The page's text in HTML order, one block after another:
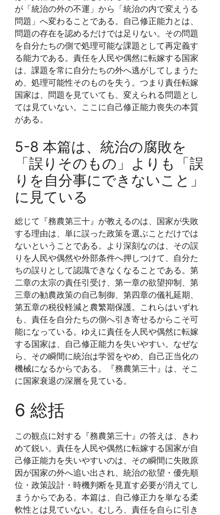
が「統治の外の不運」から「統治の内で変えうる
問題」へ変わることである。自己修正能力とは、
問題の存在を認めるだけでは足りない。その問題
を自分たちの側で処理可能な課題として再定義す
る能力である。責任を人民や偶然に転嫁する国家
は、課題を常に自分たちの外へ逃がしてしまうた
め、処理可能性そのものを失う。つまり責任転嫁
国家は、問題を見ていても、変えられる問題とし
ては見ていない。ここに自己修正能力喪失の本質
がある。
5-8 本篇は、統治の腐敗を
「誤りそのもの」よりも「誤
りを自分事にできないこと」
に見ている
総じて『務農第三十』が教えるのは、国家が失敗
する理由は、単に誤った政策を選ぶことだけでは
ないということである。より深刻なのは、その誤
りを人民や偶然や外部条件へ押しつけて、自分た
ちの誤りとして認識できなくなることである。第
二章の太宗の責任引受け、第一章の欲望抑制、第
三章の勧農政策の自己制御、第四章の儀礼延期、
第五章の税役軽減と農繁期保護。これらはいずれ
も、責任を自分たちの側へ引き寄せるからこそ可
能になっている。ゆえに責任を人民や偶然に転嫁
する国家は、自己修正能力を失いやすい。なぜな
ら、その瞬間に統治は学習をやめ、自己正当化の
機械になるからである。『務農第三十』は、そこ
に国家衰退の深層を見ている。
6 総括
この観点に対する『務農第三十』の答えは、きわ
めて鋭い。責任を人民や偶然に転嫁する国家が自
己修正能力を失いやすいのは、その瞬間に失敗原
因が国家の外へ追い出され、統治の欲望・優先順
位・政策設計・時機判断を見直す必要が消えてし
まうからである。本篇は、自己修正力を単なる柔
軟性とは見ていない。むしろ、責任を自らに引き